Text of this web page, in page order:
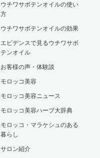
ウチワサボテンオイルの使い
方
ウチワサボテンオイルの効果
エビデンスで見るウチワサボ
テンオイル
お客様の声・体験談
モロッコ美容
モロッコ美容ニュース
モロッコ美容ハーブ大辞典
モロッコ・マラケシュのある
暮らし
サロン紹介